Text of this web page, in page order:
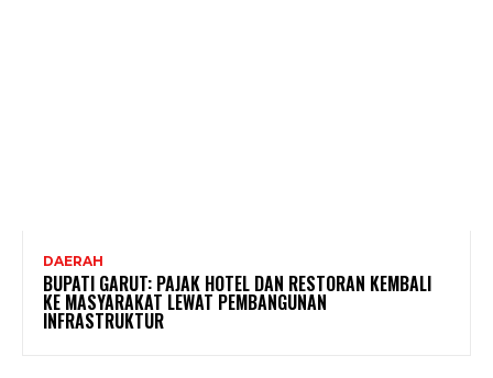
DAERAH
BUPATI GARUT: PAJAK HOTEL DAN RESTORAN KEMBALI
KE MASYARAKAT LEWAT PEMBANGUNAN
INFRASTRUKTUR